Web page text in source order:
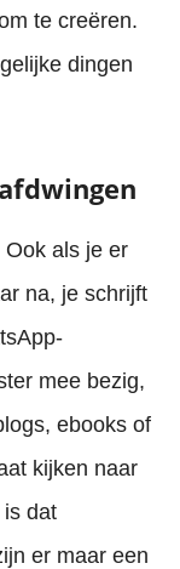
te creëren.
dingen
als je er
na, je schrijft
mee bezig,
ebooks of
kijken naar
dat
er maar een